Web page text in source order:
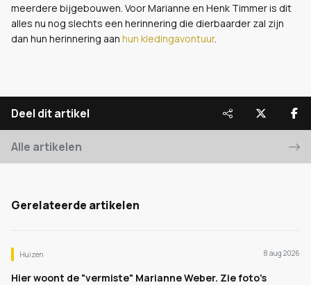
meerdere bijgebouwen. Voor Marianne en Henk Timmer is dit
alles nu nog slechts een herinnering die dierbaarder zal zijn
dan hun herinnering aan hun kledingavontuur.
Deel dit artikel
Alle artikelen
Gerelateerde artikelen
Huizen 8 aug 2026
Hier woont de "vermiste" Marianne Weber. Zie foto's